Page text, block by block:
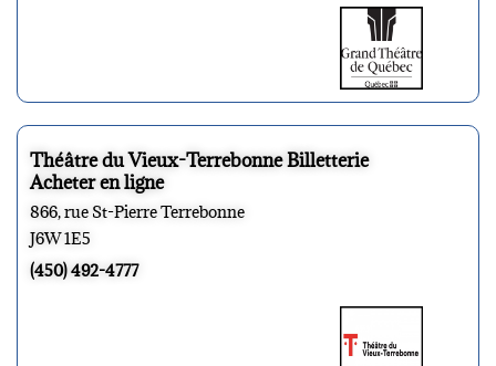
Théâtre du Vieux-Terrebonne Billetterie
Acheter en ligne
866, rue St-Pierre Terrebonne
J6W 1E5
(450) 492-4777